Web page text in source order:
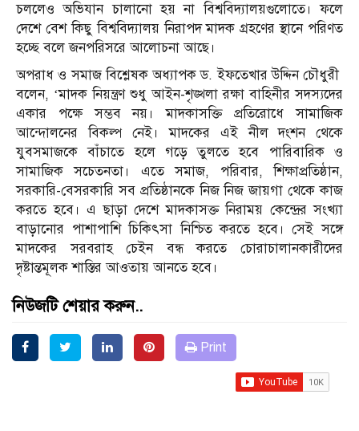
চললেও অভিযান চালানো হয় না বিশ্ববিদ্যালয়গুলোতে। ফলে
দেশে বেশ কিছু বিশ্ববিদ্যালয় নিরাপদ মাদক গ্রহণের স্থানে পরিণত
হচ্ছে বলে জনপরিসরে আলোচনা আছে।
অপরাধ ও সমাজ বিশ্লেষক অধ্যাপক ড. ইফতেখার উদ্দিন চৌধুরী
বলেন, ‘মাদক নিয়ন্ত্রণ শুধু আইন-শৃঙ্খলা রক্ষা বাহিনীর সদস্যদের
একার পক্ষে সম্ভব নয়। মাদকাসক্তি প্রতিরোধে সামাজিক
আন্দোলনের বিকল্প নেই। মাদকের এই নীল দংশন থেকে
যুবসমাজকে বাঁচাতে হলে গড়ে তুলতে হবে পারিবারিক ও
সামাজিক সচেতনতা। এতে সমাজ, পরিবার, শিক্ষাপ্রতিষ্ঠান,
সরকারি-বেসরকারি সব প্রতিষ্ঠানকে নিজ নিজ জায়গা থেকে কাজ
করতে হবে। এ ছাড়া দেশে মাদকাসক্ত নিরাময় কেন্দ্রের সংখ্যা
বাড়ানোর পাশাপাশি চিকিৎসা নিশ্চিত করতে হবে। সেই সঙ্গে
মাদকের সরবরাহ চেইন বন্ধ করতে চোরাচালানকারীদের
দৃষ্টান্তমূলক শাস্তির আওতায় আনতে হবে।
নিউজটি শেয়ার করুন..
Print